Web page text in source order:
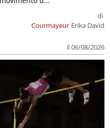
Courmayeur
di
Erika David
il 06/08/2026